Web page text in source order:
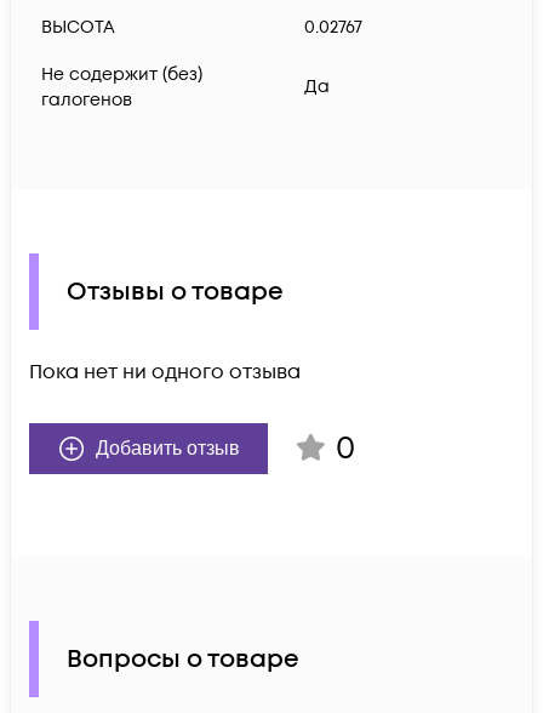
ВЫСОТА 0.02767
Не содержит (без)
галогенов
Да
Отзывы о товаре
Пока нет ни одного отзыва
Добавить отзыв 0
Вопросы о товаре